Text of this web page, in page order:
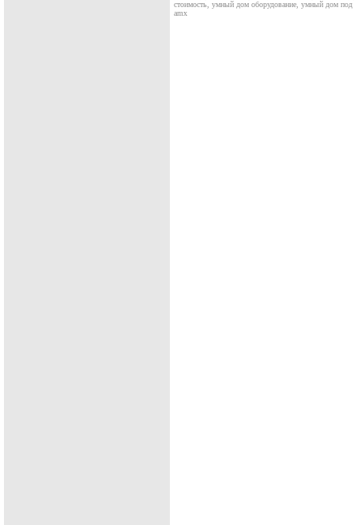
стоимость, умный дом оборудование, умный дом
amx